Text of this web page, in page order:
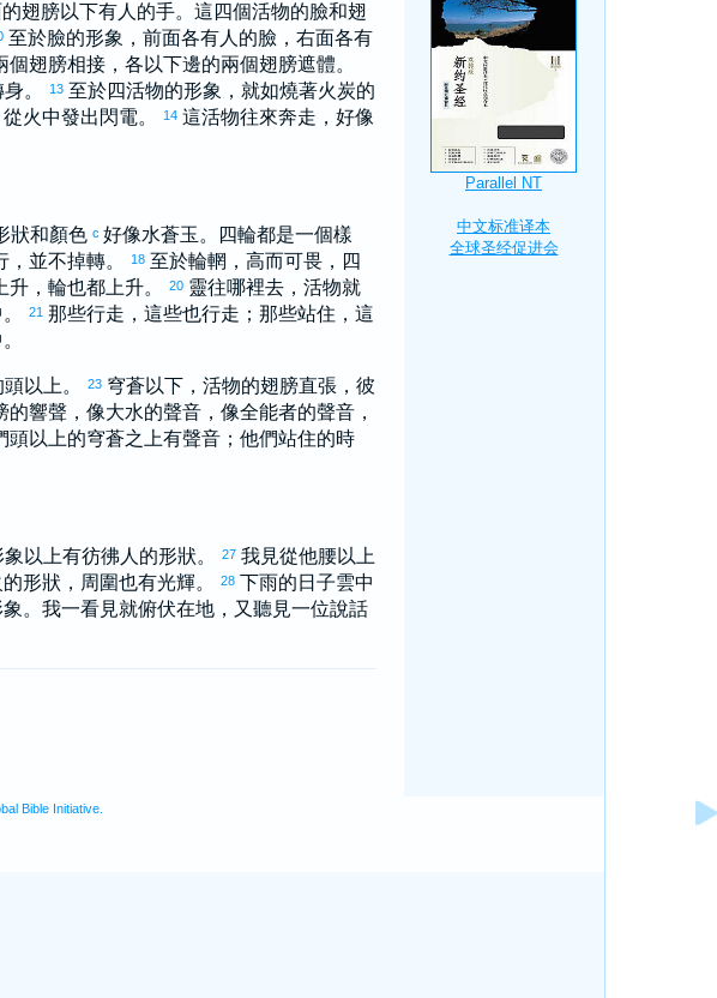
翅膀以下有人的手。這四個活物的臉和翅
至於臉的形象，前面各有人的臉，右面各有
個翅膀相接，各以下邊的兩個翅膀遮體。
。 13 至於四活物的形象，就如燒著火炭的
火中發出閃電。
14 這活物往來奔走，好像
狀和顏色 c 好像水蒼玉。四輪都是一個樣
並不掉轉。 18 至於輪輞，高而可畏，四
，輪也都上升。 20 靈往哪裡去，活物就
21 那些行走，這些也行走；那些站住，這
以上。 23 穹蒼以下，活物的翅膀直張，彼
響聲，像大水的聲音，像全能者的聲音，
頭以上的穹蒼之上有聲音；他們站住的時
以上有彷彿人的形狀。 27 我見從他腰以上
形狀，周圍也有光輝。
28 下雨的日子雲中
。我一看見就俯伏在地，又聽見一位說話
Bible Initiative.